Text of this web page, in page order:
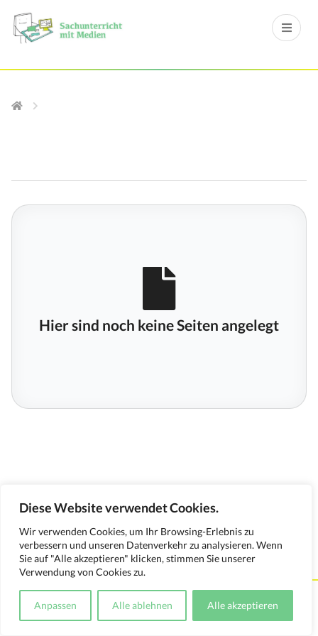
Diese Website verwendet Cookies.
Wir verwenden Cookies, um Ihr Browsing-Erlebnis zu
verbessern und unseren Datenverkehr zu analysieren. Wenn
Sie auf "Alle akzeptieren" klicken, stimmen Sie unserer
Verwendung von Cookies zu.
Anpassen Alle ablehnen Alle akzeptieren
Hier sind noch keine Seiten angelegt
Kontakt Impressum Datenschutzerklärung
Medienverwendungsnachweis